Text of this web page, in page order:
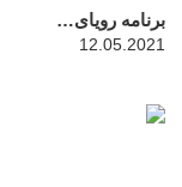
برنامه رویای مهندسی In-saiL آغاز می شود
12.05.2021